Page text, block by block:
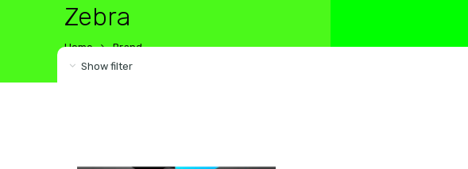
Zebra
Home
Brand
Show filter